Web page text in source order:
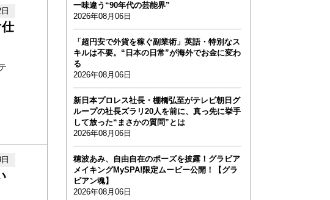
一味違う“90年代の芸能界”
2026年08月06日
「超円安で外貨を稼ぐ副業術」英語・特別なス
キルは不要。“日本の日常”が海外でお金に変わ
る
2026年08月06日
新日本プロレス社長・棚橋弘至がテレビ朝日グ
ループの社長ズラリ20人を前に、真っ先に挙手
して放った“まさかの質問”とは
2026年08月06日
穂波あみ、自由自在のポーズを披露！グラビア
メイキングMySPA!限定ムービー公開！【グラ
ビアン魂】
2026年08月06日